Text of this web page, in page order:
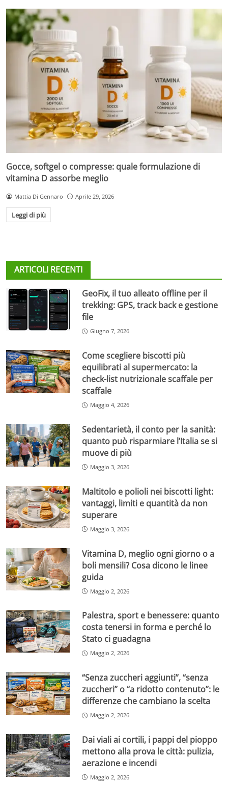
Gocce, softgel o compresse: quale formulazione di
vitamina D assorbe meglio
Mattia Di Gennaro Aprile 29, 2026
Leggi di più
ARTICOLI RECENTI
GeoFix, il tuo alleato offline per il
trekking: GPS, track back e gestione
file
Giugno 7, 2026
Come scegliere biscotti più
equilibrati al supermercato: la
check-list nutrizionale scaffale per
scaffale
Maggio 4, 2026
Sedentarietà, il conto per la sanità:
quanto può risparmiare l’Italia se si
muove di più
Maggio 3, 2026
Maltitolo e polioli nei biscotti light:
vantaggi, limiti e quantità da non
superare
Maggio 3, 2026
Vitamina D, meglio ogni giorno o a
boli mensili? Cosa dicono le linee
guida
Maggio 2, 2026
Palestra, sport e benessere: quanto
costa tenersi in forma e perché lo
Stato ci guadagna
Maggio 2, 2026
“Senza zuccheri aggiunti”, “senza
zuccheri” o “a ridotto contenuto”: le
differenze che cambiano la scelta
Maggio 2, 2026
Dai viali ai cortili, i pappi del pioppo
mettono alla prova le città: pulizia,
aerazione e incendi
Maggio 2, 2026